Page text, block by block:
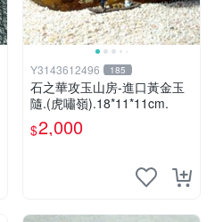
Y3143612496 185
石之華攻玉山房-進口黃金玉
隨.(虎嘯嶺).18*11*11cm.
$2,000